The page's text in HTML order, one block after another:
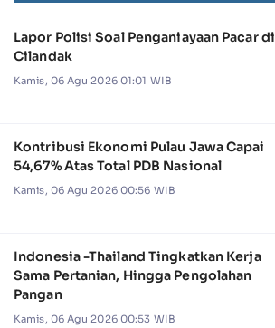
Lapor Polisi Soal Penganiayaan Pacar di
Cilandak
Kamis, 06 Agu 2026 01:01 WIB
Kontribusi Ekonomi Pulau Jawa Capai
54,67% Atas Total PDB Nasional
Kamis, 06 Agu 2026 00:56 WIB
Indonesia -Thailand Tingkatkan Kerja
Sama Pertanian, Hingga Pengolahan
Pangan
Kamis, 06 Agu 2026 00:53 WIB